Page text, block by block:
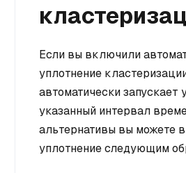
Если вы включили
уплотнение
автоматически запускает
указанный интервал
альтернативы вы можете
уплотнение следующим